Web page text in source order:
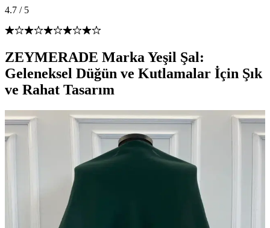
4.7 / 5
ZEYMERADE Marka Yeşil Şal:
Geleneksel Düğün ve Kutlamalar İçin Şık
ve Rahat Tasarım